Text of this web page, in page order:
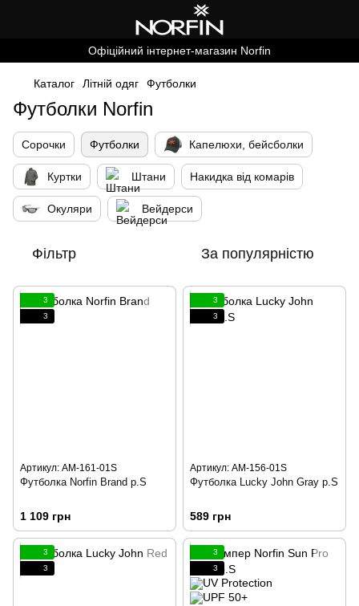
Офіційний інтернет-магазин Norfin
Каталог Літній одяг Футболки
Футболки Norfin
Сорочки Футболки Капелюхи, бейсболки
Куртки Штани Накидка від комарів
Окуляри Вейдерси
Фільтр За популярністю
3
3
Артикул: AM-161-01S
Футболка Norfin Brand р.S
1 109 грн
3
3
Артикул: AM-156-01S
Футболка Lucky John Gray р.S
589 грн
3
3
3
3